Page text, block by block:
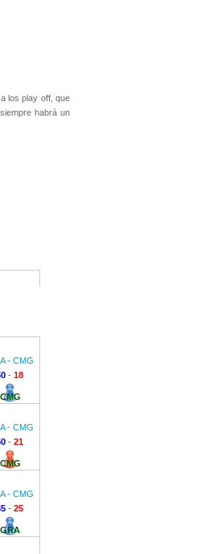
los play off, que
habrá un
- CMG
- 18
CMG
- CMG
- 21
CMG
- CMG
- 25
GRA